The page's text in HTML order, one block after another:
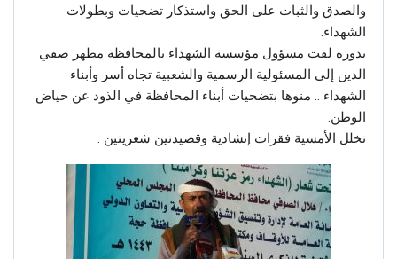
والصدق والثبات على الحق واستذكار تضحيات وبطولات
الشهداء.
بدوره لفت مسؤول مؤسسة الشهداء بالمحافظة مطهر صفي
الدين إلى المسئولية الرسمية والشعبية تجاه أسر وأبناء
الشهداء .. منوها بتضحيات أبناء المحافظة في الذود عن حياض
الوطن.
تخلل الأمسية فقرات إنشادية وقصيدتين شعريتين .